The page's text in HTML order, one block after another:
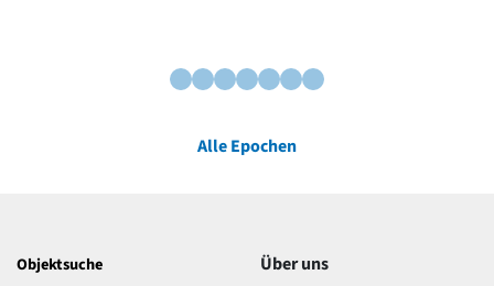
Alle Epochen
Objektsuche
Über uns